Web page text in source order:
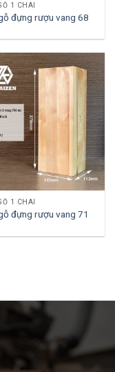
1 CHAI
đựng rượu vang 68
1 CHAI
đựng rượu vang 71